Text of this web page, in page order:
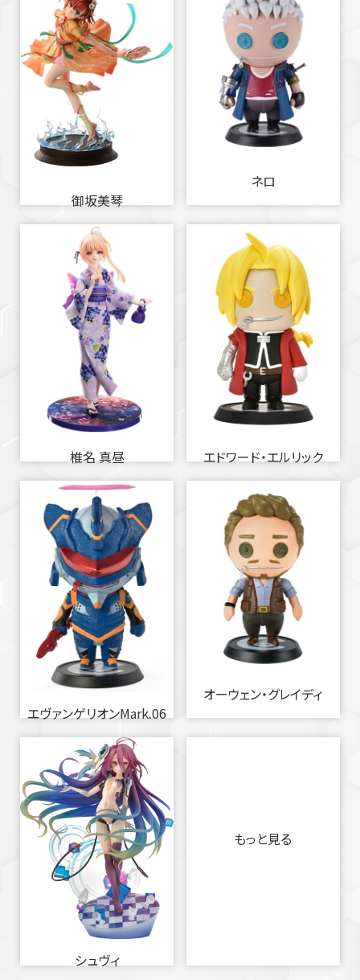
御坂美琴
ネロ
椎名 真昼 エドワード・エルリック
エヴァンゲリオンMark.06
オーウェン・グレイディ
シュヴィ
もっと見る